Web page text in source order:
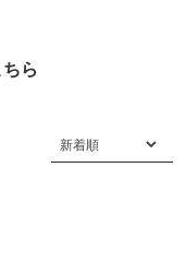
ら